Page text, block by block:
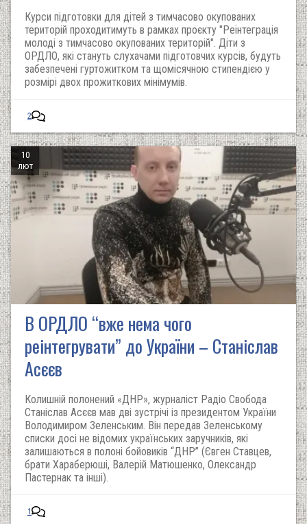
Курси підготовки для дітей з тимчасово окупованих
територій проходитимуть в рамках проєкту "Реінтеграція
молоді з тимчасово окупованих територій". Діти з
ОРДЛО, які стануть слухачами підготовчих курсів, будуть
забезпечені гуртожитком та щомісячною стипендією у
розмірі двох прожиткових мінімумів.
2
10
лют
В ОРДЛО “вже нема чого
реінтегрувати” до України – Станіслав
Асєєв
Колишній полонений «ДНР», журналіст Радіо Свобода
Станіслав Асєєв мав дві зустрічі із президентом України
Володимиром Зеленським. Він передав Зеленському
списки досі не відомих українських заручників, які
залишаються в полоні бойовиків “ДНР” (Євген Ставцев,
брати Хараберюші, Валерій Матюшенко, Олександр
Пастернак та інші).
1